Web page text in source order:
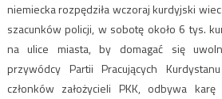
niemiecka rozpędziła wczoraj kurdyjski
szacunków policji, w sobotę około 6 tys.
na ulice miasta, by domagać się
przywódcy Partii Pracujących
członków założycieli PKK, odbywa